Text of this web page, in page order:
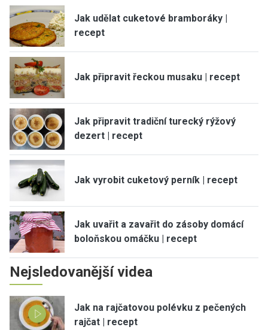
Jak udělat cuketové bramboráky |
recept
Jak připravit řeckou musaku | recept
Jak připravit tradiční turecký rýžový
dezert | recept
Jak vyrobit cuketový perník | recept
Jak uvařit a zavařit do zásoby domácí
boloňskou omáčku | recept
Nejsledovanější videa
Jak na rajčatovou polévku z pečených
rajčat | recept